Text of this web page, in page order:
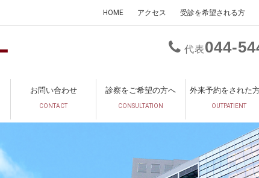
HOME アクセス 受診を希望される方
代表044
お問い合わせ
CONTACT
診察をご希望の方へ
CONSULTATION
外来予約をされた
OUTPATIENT